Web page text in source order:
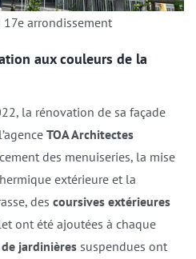
17e arrondissement
aux couleurs de la
la rénovation de sa façade
TOA Architectes
des menuiseries, la mise
extérieure et la
des coursives extérieures
ont été ajoutées à chaque
jardinièressuspendues ont